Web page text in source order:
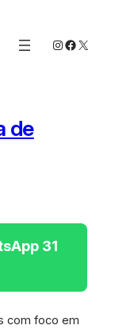
Instagram
X
de
31
com foco em